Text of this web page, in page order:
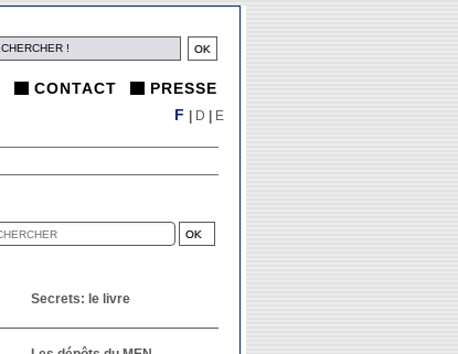
CONTACT PRESSE
Secrets: le livre
F D E